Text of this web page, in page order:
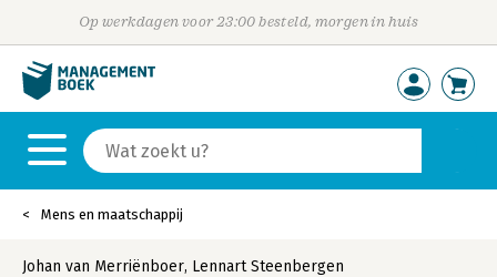
Op werkdagen voor 23:00 besteld, morgen in huis
Mens en maatschappij
Johan van Merriënboer, Lennart Steenbergen